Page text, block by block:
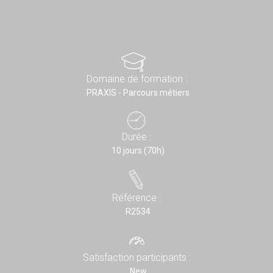
Domaine de formation :
PRAXIS - Parcours métiers
Durée :
10 jours (70h)
Référence :
R2534
Satisfaction participants :